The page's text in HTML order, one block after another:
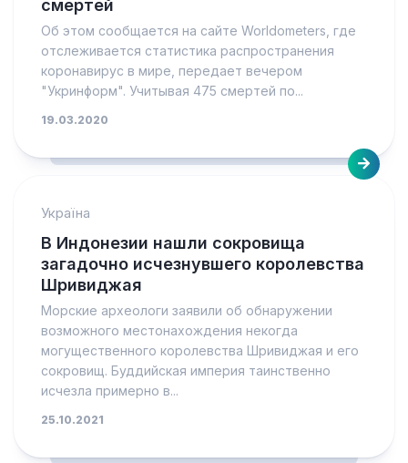
смертей
Об этом сообщается на сайте Worldometers, где
отслеживается статистика распространения
коронавирус в мире, передает вечером
"Укринформ". Учитывая 475 смертей по...
19.03.2020
Україна
В Индонезии нашли сокровища
загадочно исчезнувшего королевства
Шривиджая
Морские археологи заявили об обнаружении
возможного местонахождения некогда
могущественного королевства Шривиджая и его
сокровищ. Буддийская империя таинственно
исчезла примерно в...
25.10.2021